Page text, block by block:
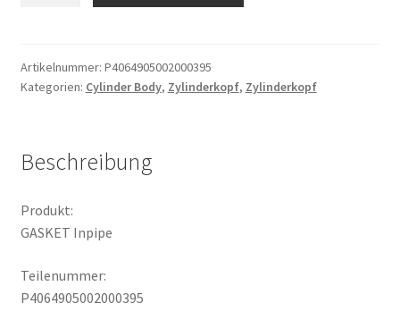
Artikelnummer: P4064905002000395
Kategorien: Cylinder Body, Zylinderkopf, Zylinderkopf
Beschreibung
Produkt:
GASKET Inpipe
Teilenummer:
P4064905002000395